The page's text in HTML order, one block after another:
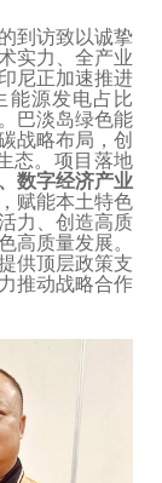
到访致以诚挚
实力、全产业
尼正加速推进
能源发电占比
巴淡岛绿色能
战略布局，创
态。项目落地
数字经济产业
，赋能本土特色
力、创造高质
高质量发展。
供顶层政策支
推动战略合作